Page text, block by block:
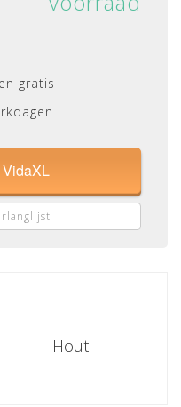
gratis
Hout